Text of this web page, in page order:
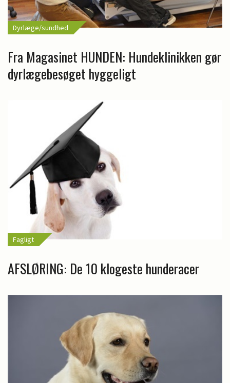
Dyrlæge/sundhed
Fra Magasinet HUNDEN: Hundeklinikken gør
dyrlægebesøget hyggeligt
Fagligt
AFSLØRING: De 10 klogeste hunderacer